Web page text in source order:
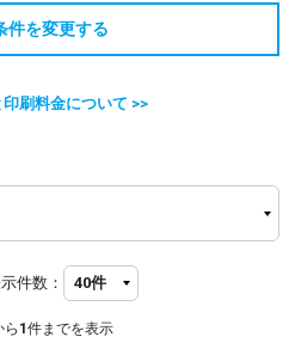
件を変更する
刷料金について >>
件数：
ら 1 件までを表示